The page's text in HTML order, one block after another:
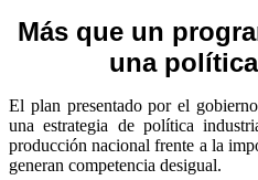
Más que un
una política
El plan presentado por el
una estrategia de política
producción nacional frente a la
generan competencia desigual.